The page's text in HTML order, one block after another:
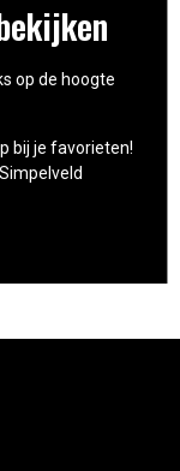
op de hoogte
bij je favorieten!